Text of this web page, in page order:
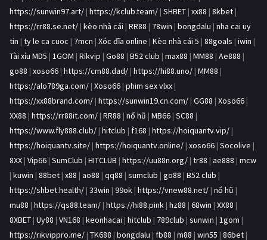
https://sunwin97.art/ | https://kclub.team/ | SHBET | xx88 | 8kbet |
https://rr88.se.net/ | kèo nhà cái | RR88 | 78win | bongdalu | nha cai uy
tin | ty le ca cuoc | 7mcn | Xóc đĩa online | Kèo nhà cái 5 | 88goals | iwin |
Tài xỉu MD5 | 1GOM | Rikvip | Go88 | B52 club | max88 | MM88 | Ae888 |
go88 | xoso66 | https://cm88.dad/ | https://hi88.uno/ | MM88 |
https://alo789ga.com/ | Xoso66 | phim sex vlxx |
https://xx88brand.com/ | https://sunwin19.cn.com/ | GG88 | Xoso66 |
XX88 | https://rr88it.com/ | RR88 | nổ hũ | MB66 | SC88 |
https://www.fly888.club/ | hitclub | f168 | https://hoiquantv.vip/ |
https://hoiquantv.site/ | https://hoiquantv.online/ | xoso66 | Socolive |
8XX | Vip66 | SumClub | HITCLUB | https://uu88n.org/ | tr88 | ae888 | mcw
| kuwin | 88bet | x88 | ao88 | qq88 | sumclub | go88 | B52 club |
https://shbet.health/ | 33win | 99ok | https://vnew88.net/ | nổ hũ |
mu88 | https://qs88.team/ | https://hi88.pink | hz88 | 68win | XX88 |
8XBET | Uy88 | VN168 | keonhacai | hitclub | 789club | sunwin | 1gom |
https://rikvippro.me/ | TK688 | bongdalu | fb88 | m88 | win55 | 86bet |